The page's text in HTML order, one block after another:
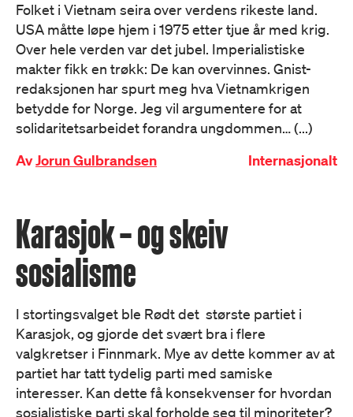
Folket i Vietnam seira over verdens rikeste land.
USA måtte løpe hjem i 1975 etter tjue år med krig.
Over hele verden var det jubel. Imperialistiske
makter fikk en trøkk: De kan overvinnes. Gnist-
redaksjonen har spurt meg hva Vietnamkrigen
betydde for Norge. Jeg vil argumentere for at
solidaritetsarbeidet forandra ungdommen… (...)
AvJorun Gulbrandsen Internasjonalt
Karasjok – og skeiv
sosialisme
I stortingsvalget ble Rødt det største partiet i
Karasjok, og gjorde det svært bra i flere
valgkretser i Finnmark. Mye av dette kommer av at
partiet har tatt tydelig parti med samiske
interesser. Kan dette få konsekvenser for hvordan
sosialistiske parti skal forholde seg til minoriteter?